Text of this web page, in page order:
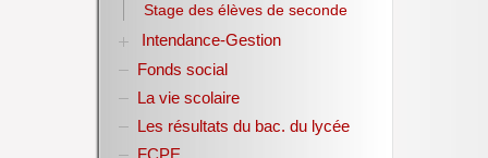
Stage des élèves de seconde
Intendance-Gestion
Restauration scolaire
Bourses nationales
Année scolaire 2017-2018
Fonds social
La vie scolaire
Les résultats du bac. du lycée
FCPE